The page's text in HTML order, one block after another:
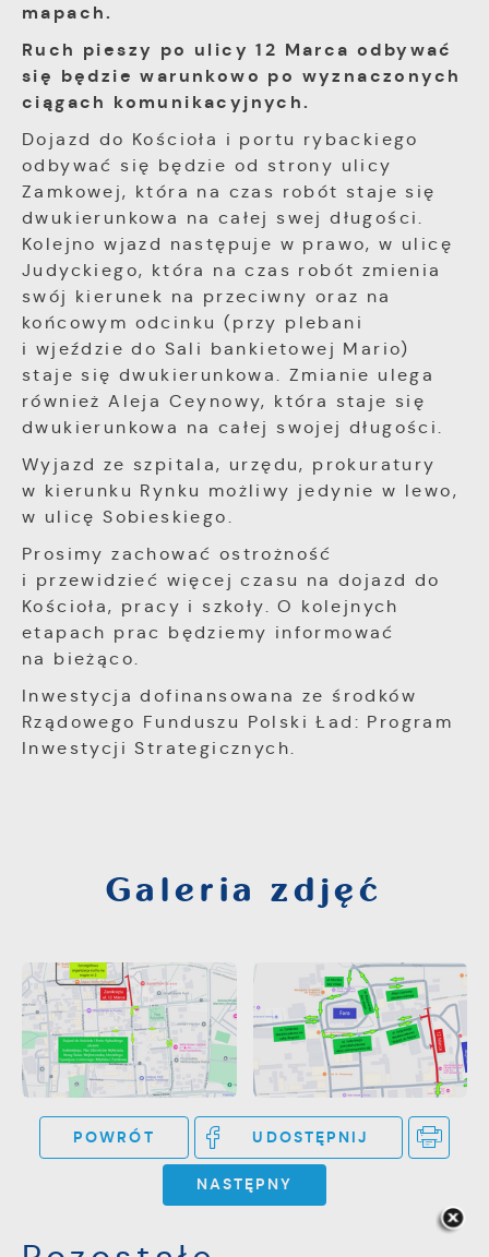
mapach.
Ruch pieszy po ulicy 12 Marca odbywać
się będzie warunkowo po wyznaczonych
ciągach komunikacyjnych.
Dojazd do Kościoła i portu rybackiego
odbywać się będzie od strony ulicy
Zamkowej, która na czas robót staje się
dwukierunkowa na całej swej długości.
Kolejno wjazd następuje w prawo, w ulicę
Judyckiego, która na czas robót zmienia
swój kierunek na przeciwny oraz na
końcowym odcinku (przy plebani
i wjeździe do Sali bankietowej Mario)
staje się dwukierunkowa. Zmianie ulega
również Aleja Ceynowy, która staje się
dwukierunkowa na całej swojej długości.
Wyjazd ze szpitala, urzędu, prokuratury
w kierunku Rynku możliwy jedynie w lewo,
w ulicę Sobieskiego.
Prosimy zachować ostrożność
i przewidzieć więcej czasu na dojazd do
Kościoła, pracy i szkoły. O kolejnych
etapach prac będziemy informować
na bieżąco.
Inwestycja dofinansowana ze środków
Rządowego Funduszu Polski Ład: Program
Inwestycji Strategicznych.
Galeria zdjęć
POWRÓT UDOSTĘPNIJ
NASTĘPNY